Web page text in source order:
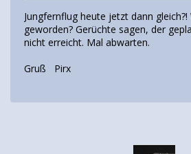
Jungfernflug heute jetzt dann gleich?!
geworden? Gerüchte sagen, der
nicht erreicht. Mal abwarten.
Gruß Pirx